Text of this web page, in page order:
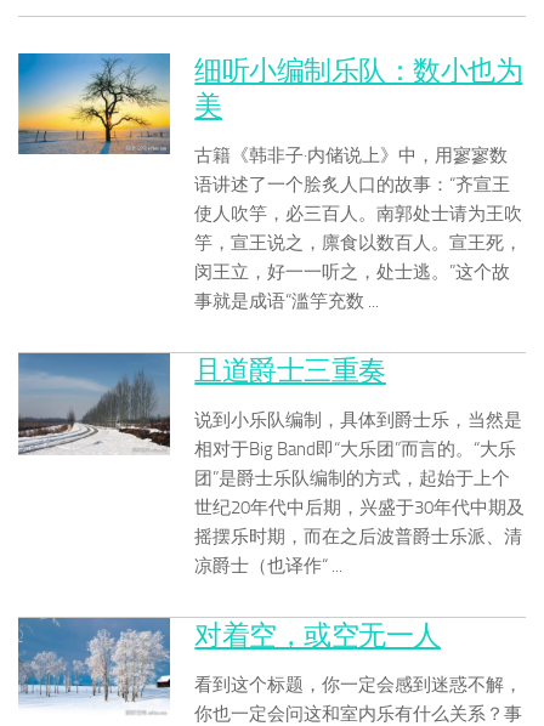
细听小编制乐队：数小也为
美
古籍《韩非子·内储说上》中，用寥寥数
语讲述了一个脍炙人口的故事：“齐宣王
使人吹竽，必三百人。南郭处士请为王吹
竽，宣王说之，廪食以数百人。宣王死，
闵王立，好一一听之，处士逃。”这个故
事就是成语“滥竽充数 ...
且道爵士三重奏
说到小乐队编制，具体到爵士乐，当然是
相对于Big Band即“大乐团”而言的。“大乐
团”是爵士乐队编制的方式，起始于上个
世纪20年代中后期，兴盛于30年代中期及
摇摆乐时期，而在之后波普爵士乐派、清
凉爵士（也译作“ ...
对着空，或空无一人
看到这个标题，你一定会感到迷惑不解，
你也一定会问这和室内乐有什么关系？事